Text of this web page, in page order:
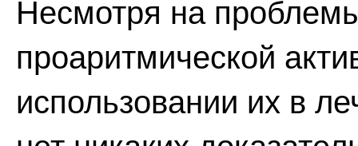
Несмотря на
проаритмической
использовании их в